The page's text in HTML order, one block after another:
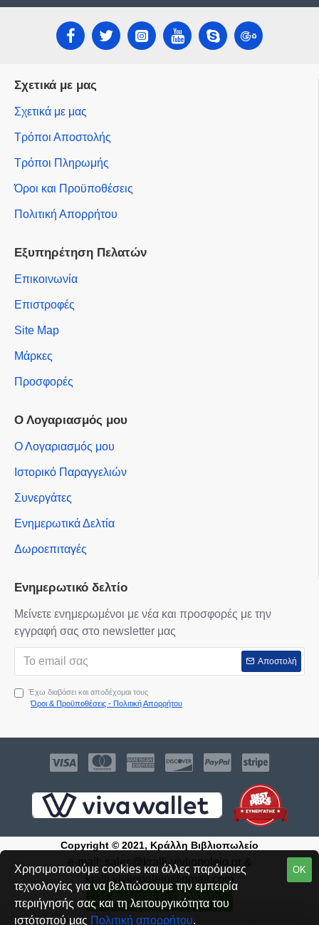
Σχετικά με μας
Σχετικά με μας
Τρόποι Αποστολής
Τρόποι Πληρωμής
Όροι και Προϋποθέσεις
Πολιτική Απορρήτου
Εξυπηρέτηση Πελατών
Επικοινωνία
Επιστροφές
Site Map
Μάρκες
Προσφορές
Ο Λογαριασμός μου
Ο Λογαριασμός μου
Ιστορικό Παραγγελιών
Συνεργάτες
Ενημερωτικά Δελτία
Δωροεπιταγές
Ενημερωτικό δελτίο
Μείνετε ενημερωμένοι με νέα και προσφορές με την
εγγραφή σας στο newsletter μας
Αποστολή
Έχω διαβάσει και αποδέχομαι τους
Όροι & Προϋποθέσεις - Πολιτική Απορρήτου
Copyright © 2021, Κράλλη Βιβλιοπωλείο
e-mail: sales@kralli-vivliopoleio.gr
kralli.vivliopoleio@gmail.com
Δημιουργήθηκε από την: SEIREKLIDIS
ΟΚ
Χρησιμοποιούμε cookies και άλλες παρόμοιες
τεχνολογίες για να βελτιώσουμε την εμπειρία
περιήγησής σας και τη λειτουργικότητα του
ιστότοπού μας Πολιτική απορρήτου.
ΦΙΛΤΡΆΡΕΤΕ ΠΡΟΪΌΝΤΑ